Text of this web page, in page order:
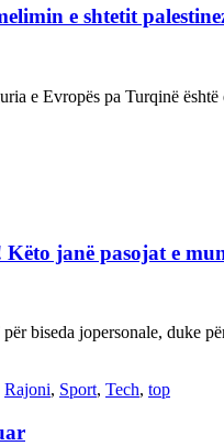
e shtetit
e Evropës pa Turqinë
janë pasojat e
biseda jopersonale,
Rajoni, Sport, Tech, top